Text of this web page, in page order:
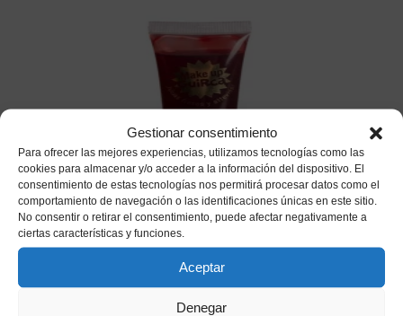
Gestionar consentimiento
Para ofrecer las mejores experiencias, utilizamos tecnologías como las
cookies para almacenar y/o acceder a la información del dispositivo. El
consentimiento de estas tecnologías nos permitirá procesar datos como el
comportamiento de navegación o las identificaciones únicas en este sitio.
No consentir o retirar el consentimiento, puede afectar negativamente a
ciertas características y funciones.
Aceptar
Denegar
Sangre Falsa Líquida en Tubo (20 ml) –
Maquillaje de Caracterización para
Halloween y Terror